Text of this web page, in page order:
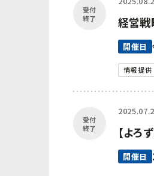
受付
終了
経営戦
開催日
情報提供
受付
終了
【よろ
開催日